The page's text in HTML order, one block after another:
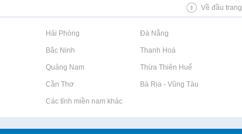
Về đầu trang
Rao vặt tại Hải Phòng Rao vặt tại Đà Nẵng
Rao vặt tại Bắc Ninh Rao vặt tại Thanh Hoá
Rao vặt tại Quảng Nam Rao vặt tại Thừa Thiên Huế
Rao vặt tại Cần Thơ Rao vặt tại Bà Rịa - Vũng Tàu
Rao vặt tại Các tỉnh miền nam khác